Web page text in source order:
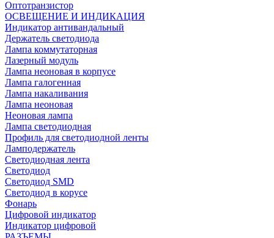
Оптотранзистор
ОСВЕЩЕНИЕ И ИНДИКАЦИЯ
Индикатор антивандальный
Держатель светодиода
Лампа коммутаторная
Лазерный модуль
Лампа неоновая в корпусе
Лампа галогенная
Лампа накаливания
Лампа неоновая
Неоновая лампа
Лампа светодиодная
Профиль для светодиодной ленты
Ламподержатель
Светодиодная лента
Светодиод
Светодиод SMD
Светодиод в корусе
Фонарь
Цифровой индикатор
Индикатор цифровой